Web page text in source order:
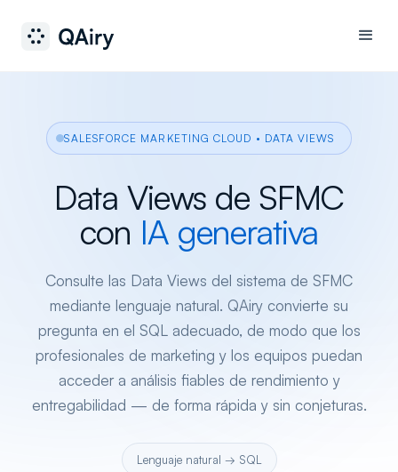
SALESFORCE MARKETING CLOUD • DATA VIEWS
Data Views de SFMC
con IA generativa
Consulte las Data Views del sistema de SFMC
mediante lenguaje natural. QAiry convierte su
pregunta en el SQL adecuado, de modo que los
profesionales de marketing y los equipos puedan
acceder a análisis fiables de rendimiento y
entregabilidad — de forma rápida y sin conjeturas.
Lenguaje natural → SQL